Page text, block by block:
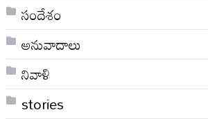
సందేశం
అనువాదాలు
నివాళి
stories